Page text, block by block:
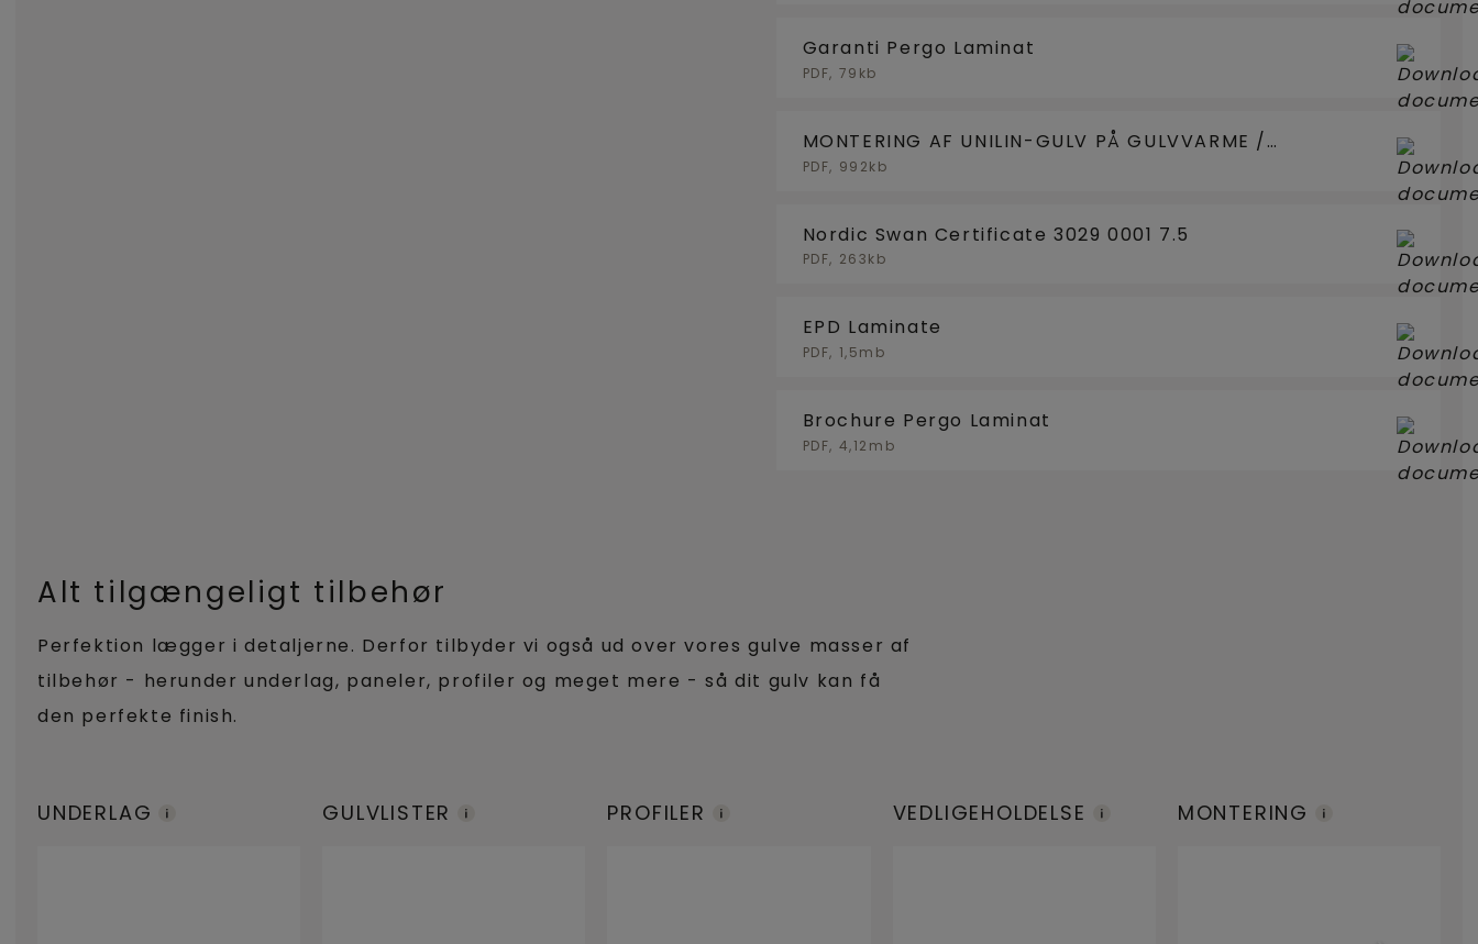
Garanti Pergo Laminat
PDF, 79kb
MONTERING AF UNILIN-GULV PÅ GULVVARME /
GULVKØLING
PDF, 992kb
Nordic Swan Certificate 3029 0001 7.5
PDF, 263kb
EPD Laminate
PDF, 1,5mb
Brochure Pergo Laminat
PDF, 4,12mb
Alt tilgængeligt tilbehør
Perfektion lægger i detaljerne. Derfor tilbyder vi også ud over vores gulve masser af
tilbehør - herunder underlag, paneler, profiler og meget mere - så dit gulv kan få
den perfekte finish.
UNDERLAG GULVLISTER PROFILER VEDLIGEHOLDELSE MONTERING